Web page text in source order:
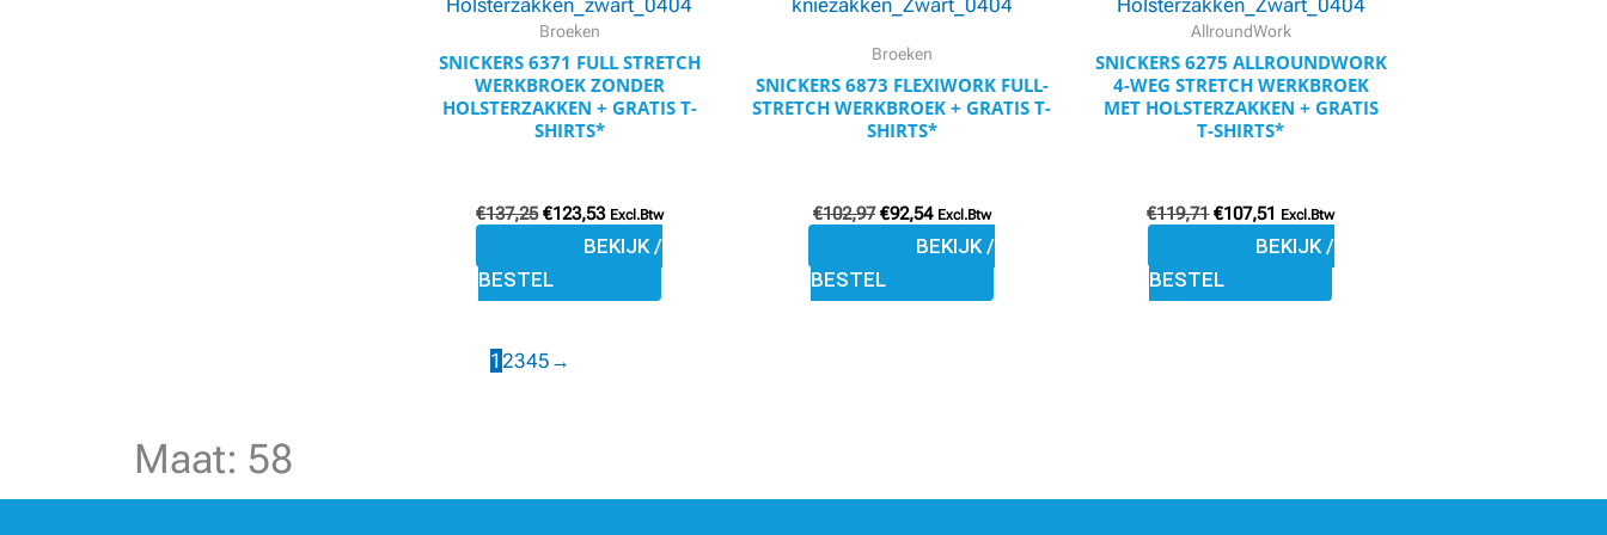
Broeken
SNICKERS 6371 FULL STRETCH
WERKBROEK ZONDER
HOLSTERZAKKEN + GRATIS T-
SHIRTS*
€137,25 €123,53 Excl.Btw
BEKIJK /
BESTEL
variaties.
Deze
optie
kan
op
de
productpagina
Broeken
SNICKERS 6873 FLEXIWORK FULL-
STRETCH WERKBROEK + GRATIS T-
SHIRTS*
€102,97 €92,54 Excl.Btw
BEKIJK /
BESTEL
variaties.
Deze
optie
kan
op
de
productpagina
AllroundWork
SNICKERS 6275 ALLROUNDWORK
4-WEG STRETCH WERKBROEK
MET HOLSTERZAKKEN + GRATIS
T-SHIRTS*
€119,71 €107,51 Excl.Btw
BEKIJK /
BESTEL
variaties.
Deze
optie
kan
op
de
productpagina
1 2345 →
Maat: 58